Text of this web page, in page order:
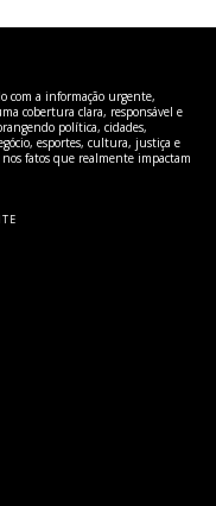
com a informação urgente,
cobertura clara, responsável e
política, cidades,
esportes, cultura, justiça e
fatos que realmente impactam